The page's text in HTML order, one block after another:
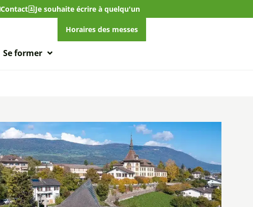
Contact Je souhaite écrire à quelqu'un
Se former
Horaires des messes